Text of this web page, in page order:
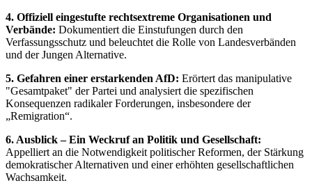
4. Offiziell eingestufte rechtsextreme Organisationen und
Verbände: Dokumentiert die Einstufungen durch den
Verfassungsschutz und beleuchtet die Rolle von Landesverbänden
und der Jungen Alternative.
5. Gefahren einer erstarkenden AfD: Erörtert das manipulative
"Gesamtpaket" der Partei und analysiert die spezifischen
Konsequenzen radikaler Forderungen, insbesondere der
„Remigration“.
6. Ausblick – Ein Weckruf an Politik und Gesellschaft:
Appelliert an die Notwendigkeit politischer Reformen, der Stärkung
demokratischer Alternativen und einer erhöhten gesellschaftlichen
Wachsamkeit.